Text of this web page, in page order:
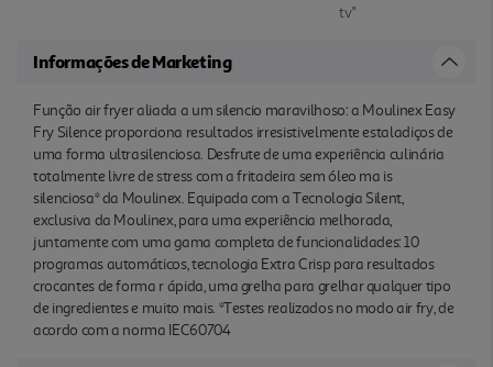
tv"
Informações de Marketing
Função air fryer aliada a um silencio maravilhoso: a Moulinex Easy
Fry Silence proporciona resultados irresistivelmente estaladiços de
uma forma ultrasilenciosa. Desfrute de uma experiência culinária
totalmente livre de stress com a fritadeira sem óleo ma is
silenciosa* da Moulinex. Equipada com a Tecnologia Silent,
exclusiva da Moulinex, para uma experiência melhorada,
juntamente com uma gama completa de funcionalidades: 10
programas automáticos, tecnologia Extra Crisp para resultados
crocantes de forma r ápida, uma grelha para grelhar qualquer tipo
de ingredientes e muito mais. *Testes realizados no modo air fry, de
acordo com a norma IEC60704